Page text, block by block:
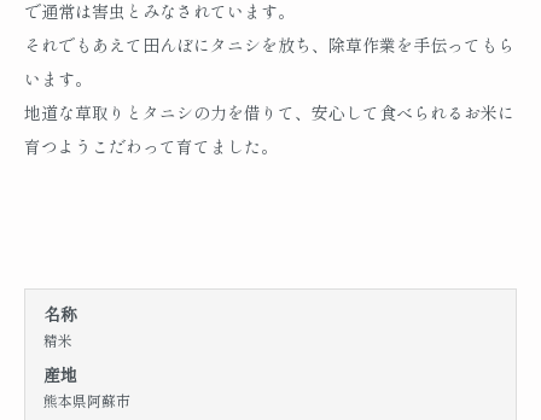
で通常は害虫とみなされています。
それでもあえて田んぼにタニシを放ち、除草作業を手伝ってもら
います。
地道な草取りとタニシの力を借りて、安心して食べられるお米に
育つようこだわって育てました。
名称
精米
産地
熊本県阿蘇市